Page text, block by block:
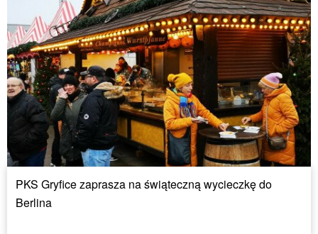
PKS Gryfice zaprasza na świąteczną wycieczkę do
Berlina